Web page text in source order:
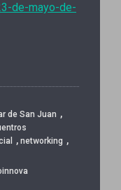
de-mayo-de-
de San Juan ,
, networking ,